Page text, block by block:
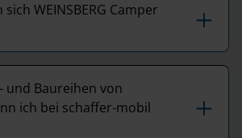
WEINSBERG Camper
und Baureihen von
ich bei schaffer-mobil